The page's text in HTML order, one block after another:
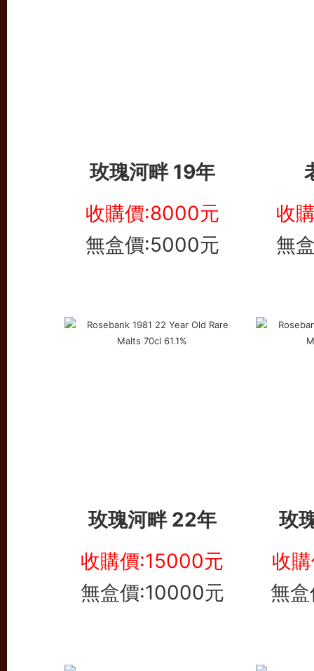
玫瑰河畔 19年
收購價:8000元
無盒價:5000元
收
無
玫瑰河畔 22年
玫
收購價:15000元
無盒價:10000元
收
無